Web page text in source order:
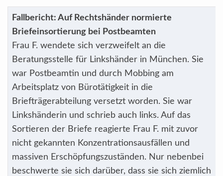
Fallbericht: Auf Rechtshänder normierte
Briefeinsortierung bei Postbeamten
Frau F. wendete sich verzweifelt an die
Beratungsstelle für Linkshänder in München. Sie
war Postbeamtin und durch Mobbing am
Arbeitsplatz von Bürotätigkeit in die
Briefträgerabteilung versetzt worden. Sie war
Linkshänderin und schrieb auch links. Auf das
Sortieren der Briefe reagierte Frau F. mit zuvor
nicht gekannten Konzentrationsausfällen und
massiven Erschöpfungszuständen. Nur nebenbei
beschwerte sie sich darüber, dass sie sich ziemlich